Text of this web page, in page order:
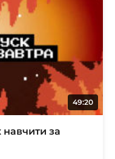
49:20
навчити за